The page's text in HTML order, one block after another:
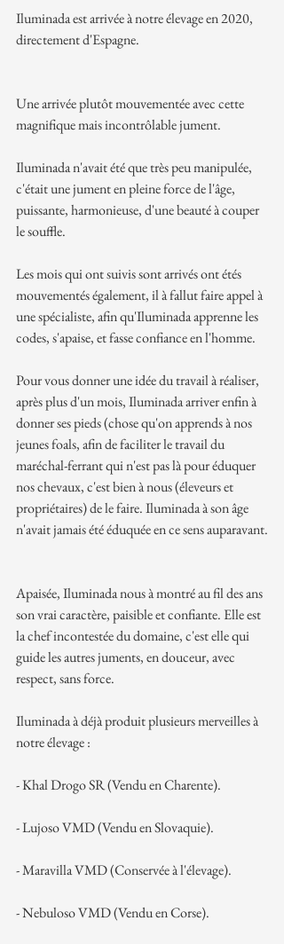
Iluminada est arrivée à notre élevage en 2020,
directement d'Espagne.
Une arrivée plutôt mouvementée avec cette
magnifique mais incontrôlable jument.
Iluminada n'avait été que très peu manipulée,
c'était une jument en pleine force de l'âge,
puissante, harmonieuse, d'une beauté à couper
le souffle.
Les mois qui ont suivis sont arrivés ont étés
mouvementés également, il à fallut faire appel à
une spécialiste, afin qu'Iluminada apprenne les
codes, s'apaise, et fasse confiance en l'homme.
Pour vous donner une idée du travail à réaliser,
après plus d'un mois, Iluminada arriver enfin à
donner ses pieds (chose qu'on apprends à nos
jeunes foals, afin de faciliter le travail du
maréchal-ferrant qui n'est pas là pour éduquer
nos chevaux, c'est bien à nous (éleveurs et
propriétaires) de le faire. Iluminada à son âge
n'avait jamais été éduquée en ce sens auparavant.
Apaisée, Iluminada nous à montré au fil des ans
son vrai caractère, paisible et confiante. Elle est
la chef incontestée du domaine, c'est elle qui
guide les autres juments, en douceur, avec
respect, sans force.
Iluminada à déjà produit plusieurs merveilles à
notre élevage :
- Khal Drogo SR (Vendu en Charente).
- Lujoso VMD (Vendu en Slovaquie).
- Maravilla VMD (Conservée à l'élevage).
- Nebuloso VMD (Vendu en Corse).